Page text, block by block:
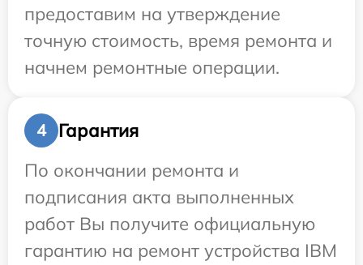
предоставим на утверждение
точную стоимость, время ремонта и
начнем ремонтные операции.
4
Гарантия
По окончании ремонта и
подписания акта выполненных
работ Вы получите официальную
гарантию на ремонт устройства IBM